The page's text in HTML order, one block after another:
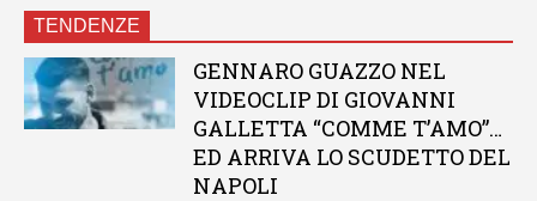
TENDENZE
GENNARO GUAZZO NEL
VIDEOCLIP DI GIOVANNI
GALLETTA “COMME T’AMO”…
ED ARRIVA LO SCUDETTO DEL
NAPOLI